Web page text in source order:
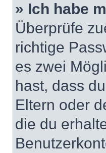
» Ich habe
Überprüfe
richtige
es zwei
hast, dass
Eltern oder
die du